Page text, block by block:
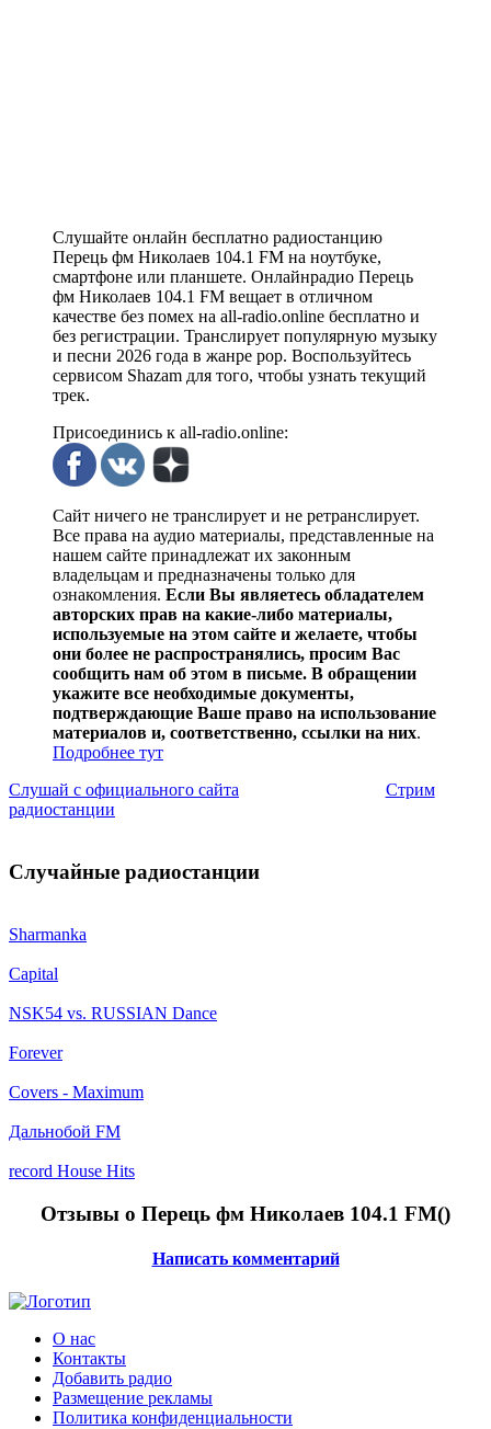
Слушайте онлайн бесплатно радиостанцию
Перець фм Николаев 104.1 FM на ноутбуке,
смартфоне или планшете. Онлайнрадио Перець
фм Николаев 104.1 FM вещает в отличном
качестве без помех на all-radio.online бесплатно и
без регистрации. Транслирует популярную музыку
и песни 2026 года в жанре pop. Воспользуйтесь
сервисом Shazam для того, чтобы узнать текущий
трек.
Присоединись к all-radio.online:
Сайт ничего не транслирует и не ретранслирует.
Все права на аудио материалы, представленные на
нашем сайте принадлежат их законным
владельцам и предназначены только для
ознакомления. Если Вы являетесь обладателем
авторских прав на какие-либо материалы,
используемые на этом сайте и желаете, чтобы
они более не распространялись, просим Вас
сообщить нам об этом в письме. В обращении
укажите все необходимые документы,
подтверждающие Ваше право на использование
материалов и, соответственно, ссылки на них.
Подробнее тут
Слушай с официального сайта
Стрим
радиостанции
Случайные радиостанции
Sharmanka
Capital
NSK54 vs. RUSSIAN Dance
Forever
Covers - Maximum
Дальнобой FM
record House Hits
Отзывы о Перець фм Николаев 104.1 FM()
Написать комментарий
О нас
Контакты
Добавить радио
Размещение рекламы
Политика конфиденциальности